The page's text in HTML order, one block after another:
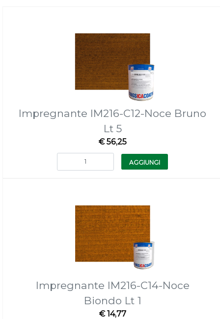
Impregnante IM216-C12-Noce Bruno
Lt 5
€ 56,25
Quantità
AGGIUNGI
Impregnante IM216-C14-Noce
Biondo Lt 1
€ 14,77